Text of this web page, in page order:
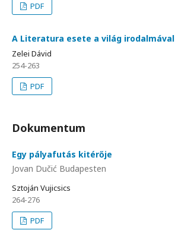
PDF
A Literatura esete a világ irodalmával
Zelei Dávid
254-263
PDF
Dokumentum
Egy pályafutás kitérője
Jovan Dučić Budapesten
Sztoján Vujicsics
264-276
PDF